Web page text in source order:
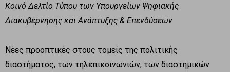
Κοινό Δελτίο Τύπου των Υπουργείων Ψηφιακής
Διακυβέρνησης και Ανάπτυξης & Επενδύσεων
Νέες προοπτικές στους τομείς της πολιτικής
διαστήματος, των τηλεπικοινωνιών, των διαστημικών